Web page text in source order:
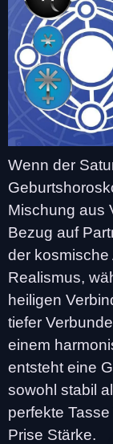
Wenn der
Mischung aus
Bezug auf
der kosmische
Realismus,
heiligen
tiefer
einem
entsteht eine
sowohl stabil
perfekte
Prise Stärke.